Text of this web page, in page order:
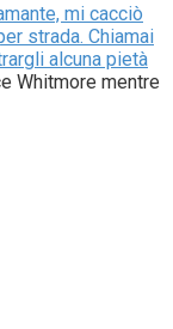
mi cacciò
strada. Chiamai
alcuna pietà
Whitmore mentre